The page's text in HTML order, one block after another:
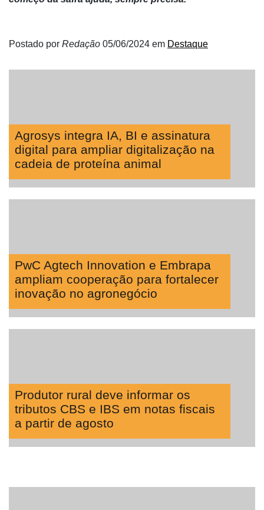
Way
CHB
Postado por Redação 05/06/2024 em Destaque
Agrosys integra IA, BI e assinatura
digital para ampliar digitalização na
cadeia de proteína animal
PwC Agtech Innovation e Embrapa
ampliam cooperação para fortalecer
inovação no agronegócio
Produtor rural deve informar os
tributos CBS e IBS em notas fiscais
a partir de agosto